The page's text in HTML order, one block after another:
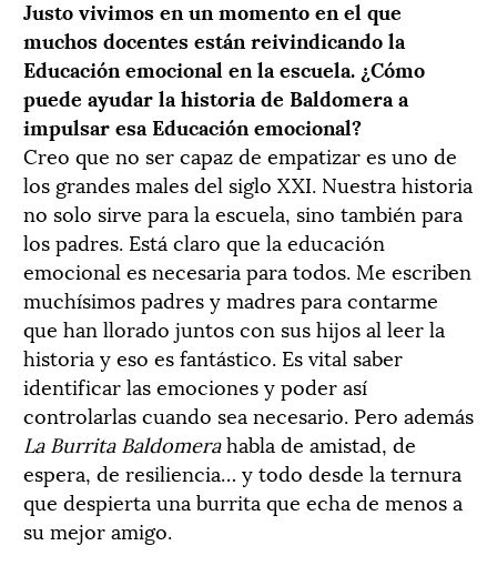
Justo vivimos en un momento en el que
muchos docentes están reivindicando la
Educación emocional en la escuela. ¿Cómo
puede ayudar la historia de Baldomera a
impulsar esa Educación emocional?
Creo que no ser capaz de empatizar es uno de
los grandes males del siglo XXI. Nuestra historia
no solo sirve para la escuela, sino también para
los padres. Está claro que la educación
emocional es necesaria para todos. Me escriben
muchísimos padres y madres para contarme
que han llorado juntos con sus hijos al leer la
historia y eso es fantástico. Es vital saber
identificar las emociones y poder así
controlarlas cuando sea necesario. Pero además
La Burrita Baldomerahabla de amistad, de
espera, de resiliencia… y todo desde la ternura
que despierta una burrita que echa de menos a
su mejor amigo.